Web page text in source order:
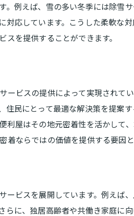
ハウスクリーニングの依頼方法
リフォームも可能な便利屋の魅力
季節ごとのおすすめ依頼内容
から見る便利屋の評判と信頼性
口コミで分かるサービスの質
評判を元にした業者選びのコツ
口コミを活かしたサービス改善
例えば、雪の多い冬季には除雪
応しています。こうした柔軟な
を提供することができます。
ビスの提供によって実現されて
民にとって最適な解決策を提案
屋はその地元密着性を活かして
ならではの価値を提供する要因と
ビスを展開しています。例えば
に、独居高齢者や共働き家庭に